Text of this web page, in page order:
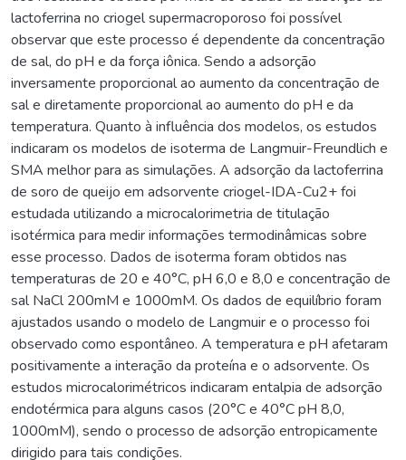
lactoferrina no criogel supermacroporoso foi possível
observar que este processo é dependente da concentração
de sal, do pH e da força iônica. Sendo a adsorção
inversamente proporcional ao aumento da concentração de
sal e diretamente proporcional ao aumento do pH e da
temperatura. Quanto à influência dos modelos, os estudos
indicaram os modelos de isoterma de Langmuir-Freundlich e
SMA melhor para as simulações. A adsorção da lactoferrina
de soro de queijo em adsorvente criogel-IDA-Cu2+ foi
estudada utilizando a microcalorimetria de titulação
isotérmica para medir informações termodinâmicas sobre
esse processo. Dados de isoterma foram obtidos nas
temperaturas de 20 e 40°C, pH 6,0 e 8,0 e concentração de
sal NaCl 200mM e 1000mM. Os dados de equilíbrio foram
ajustados usando o modelo de Langmuir e o processo foi
observado como espontâneo. A temperatura e pH afetaram
positivamente a interação da proteína e o adsorvente. Os
estudos microcalorimétricos indicaram entalpia de adsorção
endotérmica para alguns casos (20°C e 40°C pH 8,0,
1000mM), sendo o processo de adsorção entropicamente
dirigido para tais condições.